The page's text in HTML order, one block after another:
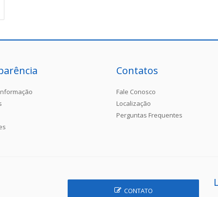
Contatos
Fale Conosco
Localização
Perguntas Frequentes
CONTATO